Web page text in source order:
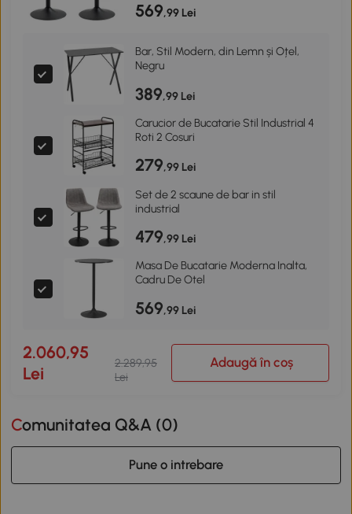
569,99 Lei
Bar, Stil Modern, din Lemn și Oțel,
Negru
389,99 Lei
Carucior de Bucatarie Stil Industrial 4
Roti 2 Cosuri
279,99 Lei
Set de 2 scaune de bar in stil
industrial
479,99 Lei
Masa De Bucatarie Moderna Inalta,
Cadru De Otel
569,99 Lei
2.060,95
Lei
2.289,95
Lei
Adaugă în coș
Comunitatea Q&A (0)
Pune o intrebare